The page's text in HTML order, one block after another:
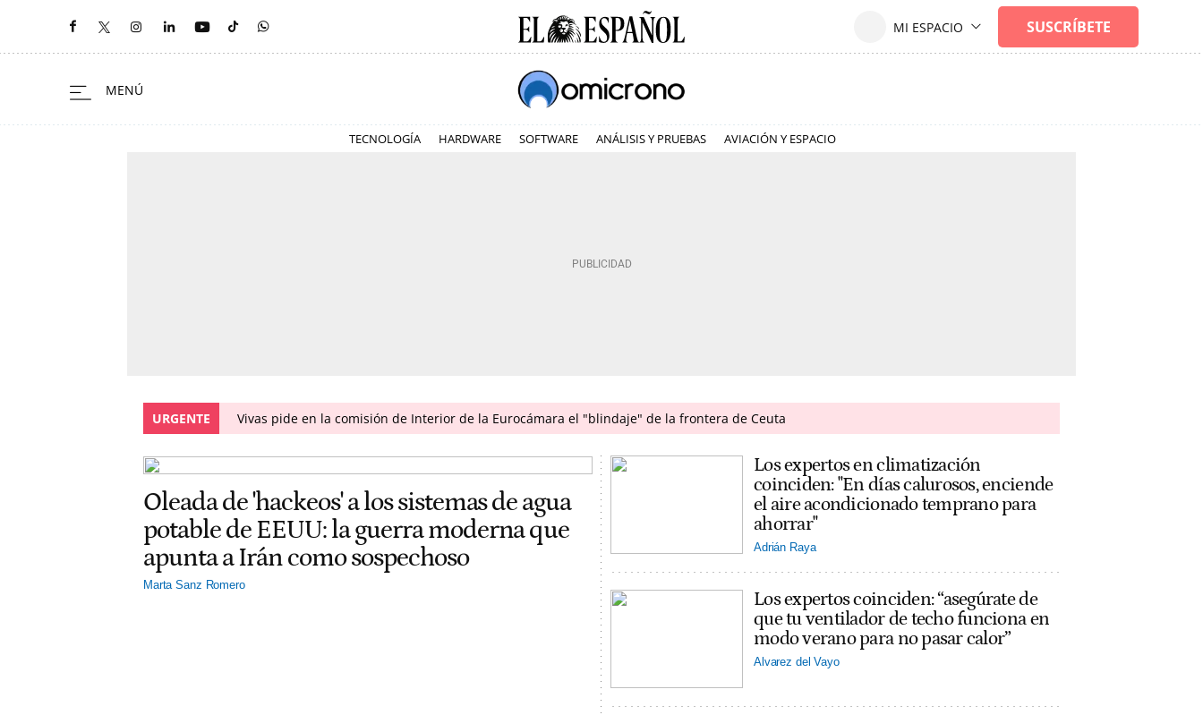
TECNOLOGÍA HARDWARE SOFTWARE ANÁLISIS Y PRUEBAS AVIACIÓN Y ESPACIO
URGENTE Vivas pide en la comisión de Interior de la Eurocámara el "blindaje" de la frontera de Ceuta
Oleada de 'hackeos' a los sistemas de agua
potable de EEUU: la guerra moderna que
apunta a Irán como sospechoso
Marta Sanz Romero
Los expertos en climatización
coinciden: "En días calurosos, enciende
el aire acondicionado temprano para
ahorrar"
Adrián Raya
Los expertos coinciden: “asegúrate de
que tu ventilador de techo funciona en
modo verano para no pasar calor”
Alvarez del Vayo